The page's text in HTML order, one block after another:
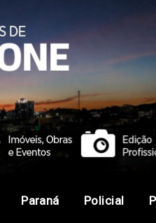
Paraná Policial